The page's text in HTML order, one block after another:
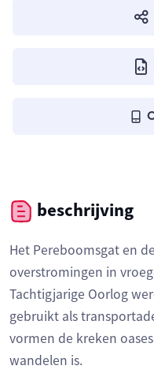
beschrijving
Het Pereboomsgat en
overstromingen in
Tachtigjarige Oorlog
gebruikt als
vormen de kreken
wandelen is.